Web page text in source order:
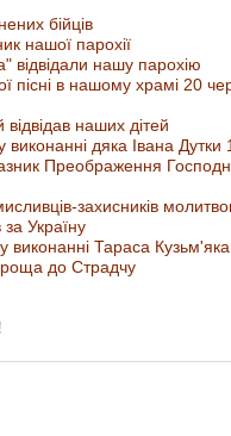
бійців
нашої парохії
відвідали нашу парохію
пісні в нашому храмі 20
наших дітей
виконанні дяка Івана Дутки
Преображення
захисників
за Україну
виконанні Тараса Кузьм'яка
до Страдчу